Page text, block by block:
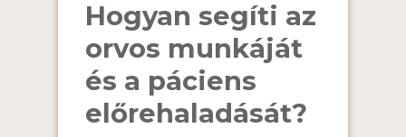
Hogyan segíti az
orvos munkáját
és a páciens
előrehaladását?